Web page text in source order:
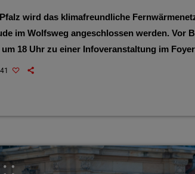
wird das klimafreundliche
im Wolfsweg angeschlossen werden. Vor
um 18 Uhr zu einer Infoveranstaltung im
Landau (EWL) ein. Für den Anschluss wird
41